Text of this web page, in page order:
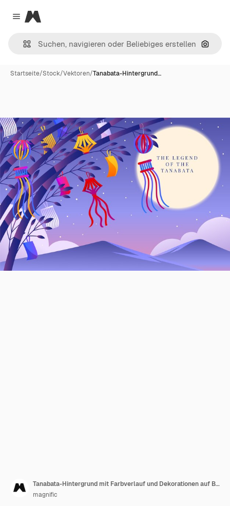
Close menu
Magnific
Nach
Startseite/Stock/Vektoren/Tanabata-Hintergrund…
Tanabata-Hintergrund mit Farbverlauf und Dekorationen auf Bambus bei Vollmond
magnific